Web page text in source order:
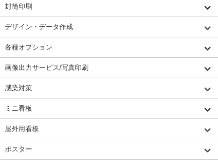
封筒印刷
デザイン・データ作成
各種オプション
画像出力サービス/写真印刷
感染対策
ミニ看板
屋外用看板
ポスター